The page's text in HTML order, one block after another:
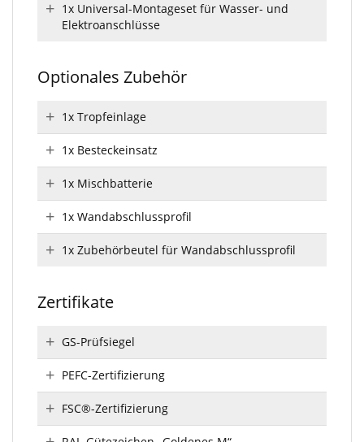
1x Universal-Montageset für Wasser- und
Elektroanschlüsse
Optionales Zubehör
1x Tropfeinlage
1x Besteckeinsatz
1x Mischbatterie
1x Wandabschlussprofil
1x Zubehörbeutel für Wandabschlussprofil
Zertifikate
GS-Prüfsiegel
PEFC-Zertifizierung
FSC®-Zertifizierung